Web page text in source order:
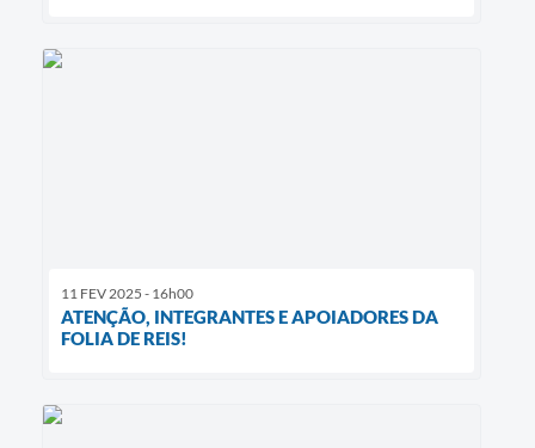
11 FEV 2025 - 16h00
ATENÇÃO, INTEGRANTES E APOIADORES DA
FOLIA DE REIS!